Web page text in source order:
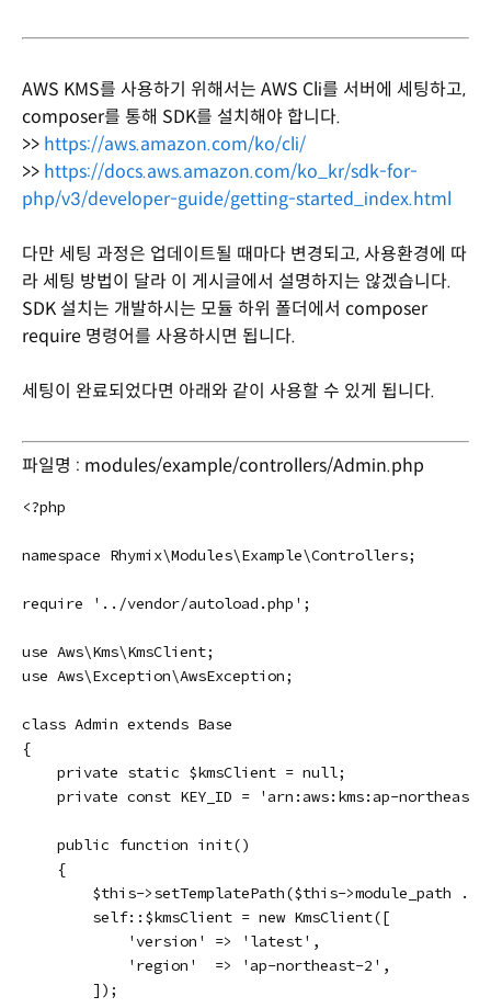
AWS KMS를 사용하기 위해서는 AWS Cli를 서버에 세팅하고,
composer를 통해 SDK를 설치해야 합니다.
>> https://aws.amazon.com/ko/cli/
>> https://docs.aws.amazon.com/ko_kr/sdk-for-
php/v3/developer-guide/getting-started_index.html
다만 세팅 과정은 업데이트될 때마다 변경되고, 사용환경에 따
라 세팅 방법이 달라 이 게시글에서 설명하지는 않겠습니다.
SDK 설치는 개발하시는 모듈 하위 폴더에서 composer
require 명령어를 사용하시면 됩니다.
세팅이 완료되었다면 아래와 같이 사용할 수 있게 됩니다.
파일명 : modules/example/controllers/Admin.php
<?php
namespace Rhymix\Modules\Example\Controllers;
require '../vendor/autoload.php';
use Aws\Kms\KmsClient;
use Aws\Exception\AwsException;
class Admin extends Base
{
private static $kmsClient = null;
private const KEY_ID = 'arn:aws:kms:ap-northeast-
public function init()
{
$this->setTemplatePath($this->module_path .
self::$kmsClient = new KmsClient([
'version' => 'latest',
'region'  => 'ap-northeast-2',
]);